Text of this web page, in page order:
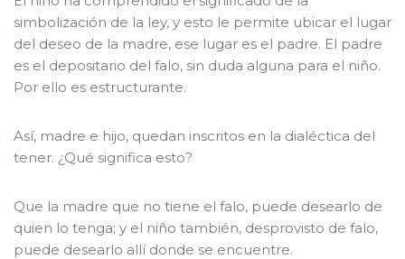
simbolización de la ley, y esto le permite ubicar el lugar
del deseo de la madre, ese lugar es el padre. El padre
es el depositario del falo, sin duda alguna para el niño.
Por ello es estructurante.
Así, madre e hijo, quedan inscritos en la dialéctica del
tener. ¿Qué significa esto?
Que la madre que no tiene el falo, puede desearlo de
quien lo tenga; y el niño también, desprovisto de falo,
puede desearlo allí donde se encuentre.